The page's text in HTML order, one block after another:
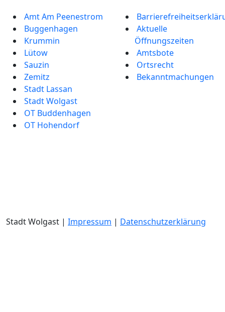
Amt Am Peenestrom
Buggenhagen
Krummin
Lütow
Sauzin
Zemitz
Stadt Lassan
Stadt Wolgast
OT Buddenhagen
OT Hohendorf
Aktuelle
Öffnungszeiten
Amtsbote
Ortsrecht
Bekannt­machungen
Stadt Wolgast | Impressum | Datenschutzerklärung